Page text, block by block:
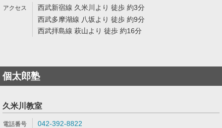
西武新宿線 久米川より 徒歩 約3分
西武多摩湖線 八坂より 徒歩 約9分
西武拝島線 萩山より 徒歩 約16分
個太郎塾
久米川教室
042-392-8822